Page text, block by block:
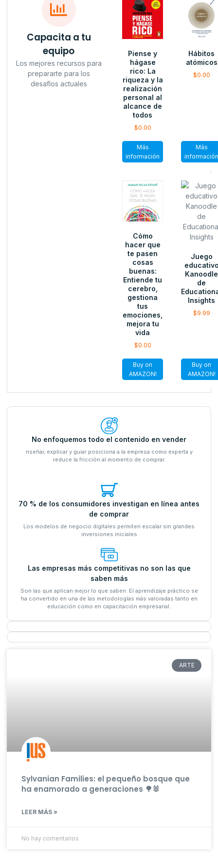
Capacita a tu
equipo
Los mejores recursos para
prepararte para los
desafíos actuales
Piense y
hágase
rico: La
riqueza y la
realización
personal al
alcance de
todos
$0.00
Más
información
Hábitos
atómicos
$0.00
Más
Cómo
hacer que
te pasen
cosas
buenas:
Entiende tu
cerebro,
gestiona
tus
emociones,
mejora tu
vida
$0.00
Buy on
AMAZON!
Juego
Kanoodle
de
Insights
$9.99
Buy on
AMAZON!
No enfoquemos todo el contenido en vender
nseñar, explicar y guiar posiciona a la empresa como experta y
reduce la fricción al momento de comprar.
70 % de los consumidores investigan en línea antes
de comprar
Los modelos de negocio digitales permiten escalar sin grandes
inversiones iniciales
Las empresas más competitivas no son las que
saben más
Son las que aplican mejor lo que saben. El aprendizaje práctico se
ha convertido en una de las metodologías más valoradas tanto en
educación como en capacitación empresarial.
ARTE
Sylvanian Families: el pequeño bosque que
ha enamorado a generaciones 🌳🐰
LEER MÁS »
No hay comentarios